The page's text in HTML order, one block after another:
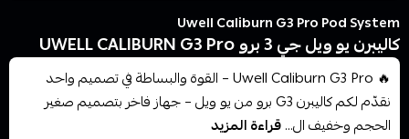
Uwell Caliburn G3 Pro Pod System
كاليبرن يو ويل جي 3 برو UWELL CALIBURN G3 Pro
🔥 Uwell Caliburn G3 Pro – القوة والبساطة في تصميم واحد
نقدّم لكم كاليبرن G3 برو من يو ويل – جهاز فاخر بتصميم صغير
الحجم وخفيف ال...قراءة المزيد